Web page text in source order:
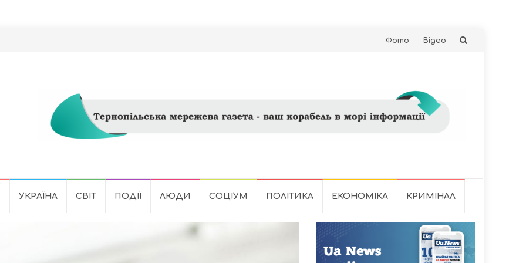
Skip
Фото Відео
УКРАЇНА СВІТ ПОДІЇ ЛЮДИ СОЦІУМ ПОЛІТИКА ЕКОНОМІКА КРИМІНАЛ